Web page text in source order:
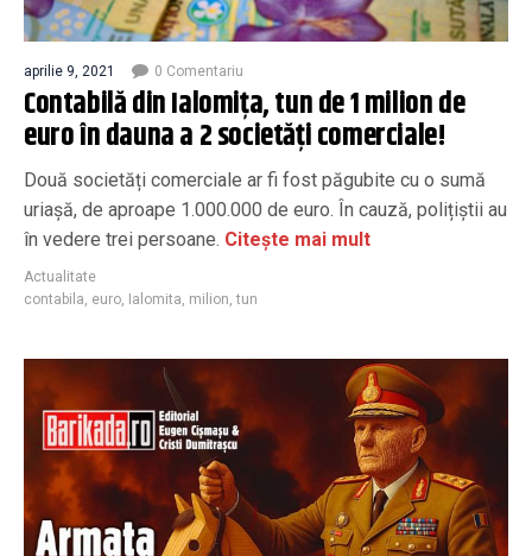
aprilie 9, 2021 0 Comentariu
Contabilă din Ialomița, tun de 1 milion de
euro în dauna a 2 societăți comerciale!
Două societăți comerciale ar fi fost păgubite cu o sumă
uriașă, de aproape 1.000.000 de euro. În cauză, polițiștii au
în vedere trei persoane. Citește mai mult
Actualitate
contabila, euro, Ialomita, milion,tun